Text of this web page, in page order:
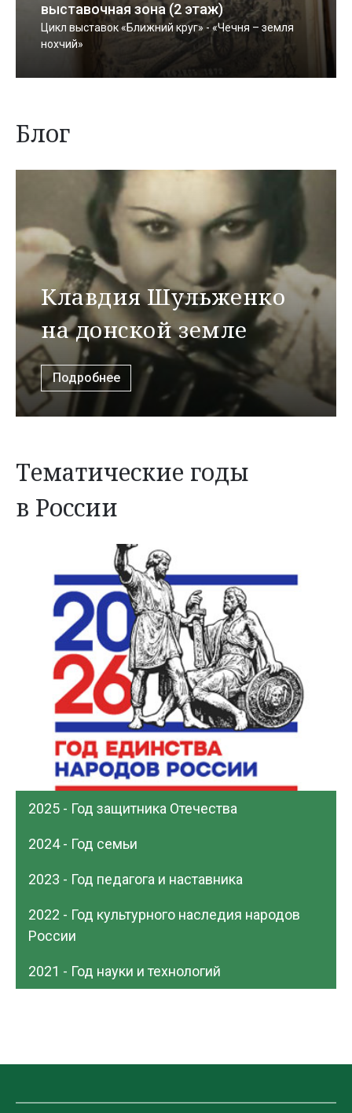
выставочная зона (2 этаж)
Цикл выставок «Ближний круг» - «Чечня – земля
нохчий»
Блог
Клавдия Шульженко
на донской земле
Подробнее
Тематические годы
в России
2025 - Год защитника Отечества
2024 - Год семьи
2023 - Год педагога и наставника
2022 - Год культурного наследия народов
России
2021 - Год науки и технологий